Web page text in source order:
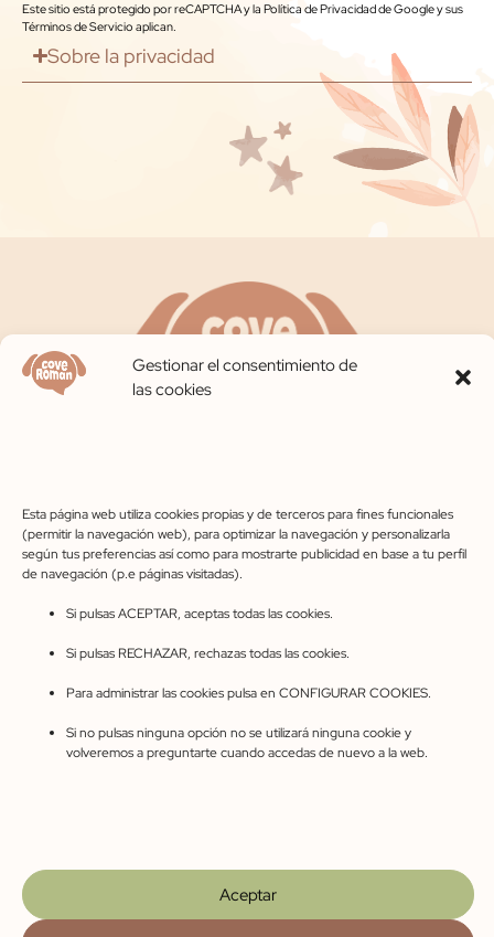
Gestionar el consentimiento de
las cookies
Esta página web utiliza cookies propias y de terceros para fines funcionales
(permitir la navegación web), para optimizar la navegación y personalizarla
según tus preferencias así como para mostrarte publicidad en base a tu perfil
de navegación (p.e páginas visitadas).
Si pulsas ACEPTAR, aceptas todas las cookies.
Si pulsas RECHAZAR, rechazas todas las cookies.
Para administrar las cookies pulsa en CONFIGURAR COOKIES.
Si no pulsas ninguna opción no se utilizará ninguna cookie y
volveremos a preguntarte cuando accedas de nuevo a la web.
Aceptar
Este sitio está protegido por reCAPTCHA y la Política de Privacidad de Googleysus
Términos de Servicio aplican.
Sobre la privacidad
coveroman@gmail.com
Horario de apertura
Lunes-Viernes 10:00-14:00 – 17:00-20:00
Sábados 10:00-14:00
Comunicación Digital